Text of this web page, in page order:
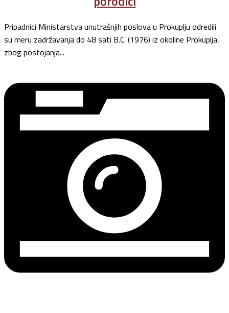
Pripadnici Ministarstva unutrašnjih poslova u Prokuplju odredili
su meru zadržavanja do 48 sati B.C. (1976) iz okoline Prokuplja,
zbog postojanja...